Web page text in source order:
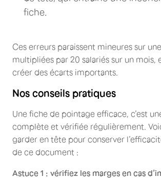
fiche.
Ces erreurs paraissent mineures sur
multipliées par 20 salariés sur un mois,
créer des écarts importants.
Nos conseils pratiques
Une fiche de pointage efficace, c’est
complète et vérifiée régulièrement.
garder en tête pour conserver
de ce document :
Astuce 1 : vérifiez les marges en cas